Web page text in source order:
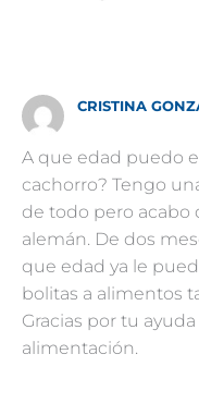
CRISTINA
A que edad puedo
cachorro? Tengo
de todo pero acabo
alemán. De dos
que edad ya le
bolitas a alimentos
Gracias por tu
alimentación.